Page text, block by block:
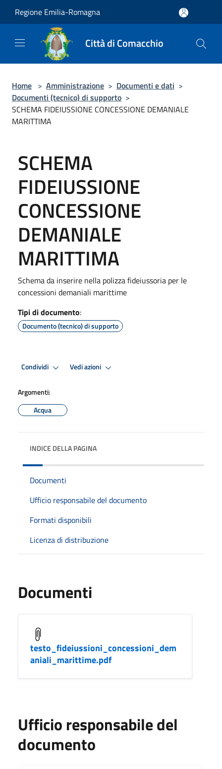
Regione Emilia-Romagna
Città di Comacchio
Home > Amministrazione > Documenti e dati >
Documenti (tecnico) di supporto >
SCHEMA FIDEIUSSIONE CONCESSIONE DEMANIALE
MARITTIMA
SCHEMA
FIDEIUSSIONE
CONCESSIONE
DEMANIALE
MARITTIMA
Schema da inserire nella polizza fideiussoria per le
concessioni demaniali marittime
Tipi di documento:
Documento (tecnico) di supporto
Condividi Vedi azioni
Argomenti:
Acqua
INDICE DELLA PAGINA
Documenti
Ufficio responsabile del documento
Formati disponibili
Licenza di distribuzione
Documenti
testo_fideiussioni_concessioni_dem
aniali_marittime.pdf
Ufficio responsabile del
documento